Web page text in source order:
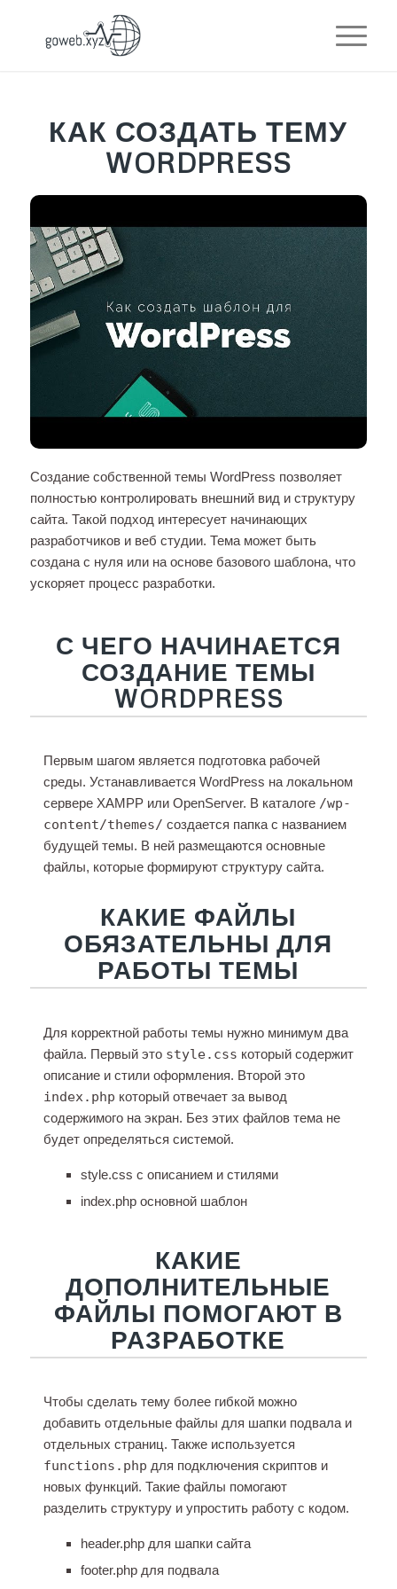
КАК СОЗДАТЬ ТЕМУ
WORDPRESS
Создание собственной темы WordPress позволяет
полностью контролировать внешний вид и структуру
сайта. Такой подход интересует начинающих
разработчиков и веб студии. Тема может быть
создана с нуля или на основе базового шаблона, что
ускоряет процесс разработки.
С ЧЕГО НАЧИНАЕТСЯ
СОЗДАНИЕ ТЕМЫ
WORDPRESS
Первым шагом является подготовка рабочей
среды. Устанавливается WordPress на локальном
сервере XAMPP или OpenServer. В каталоге /wp-
content/themes/ создается папка с названием
будущей темы. В ней размещаются основные
файлы, которые формируют структуру сайта.
КАКИЕ ФАЙЛЫ
ОБЯЗАТЕЛЬНЫ ДЛЯ
РАБОТЫ ТЕМЫ
Для корректной работы темы нужно минимум два
файла. Первый это style.css который содержит
описание и стили оформления. Второй это
index.php который отвечает за вывод
содержимого на экран. Без этих файлов тема не
будет определяться системой.
style.css с описанием и стилями
index.php основной шаблон
КАКИЕ
ДОПОЛНИТЕЛЬНЫЕ
ФАЙЛЫ ПОМОГАЮТ В
РАЗРАБОТКЕ
Чтобы сделать тему более гибкой можно
добавить отдельные файлы для шапки подвала и
отдельных страниц. Также используется
functions.php для подключения скриптов и
новых функций. Такие файлы помогают
разделить структуру и упростить работу с кодом.
header.php для шапки сайта
footer.php для подвала